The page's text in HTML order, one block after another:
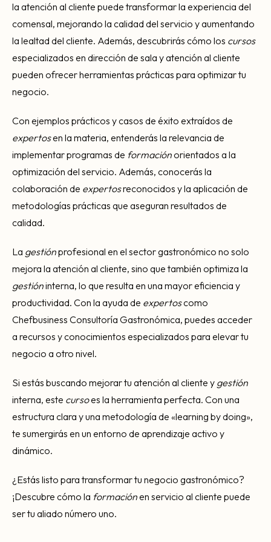
la atención al cliente puede transformar la experiencia del
comensal, mejorando la calidad del servicio y aumentando
la lealtad del cliente. Además, descubrirás cómo los cursos
especializados en dirección de sala y atención al cliente
pueden ofrecer herramientas prácticas para optimizar tu
negocio.
Con ejemplos prácticos y casos de éxito extraídos de
expertosen la materia, entenderás la relevancia de
implementar programas de formaciónorientados a la
optimización del servicio. Además, conocerás la
colaboración de expertosreconocidos y la aplicación de
metodologías prácticas que aseguran resultados de
calidad.
La gestiónprofesional en el sector gastronómico no solo
mejora la atención al cliente, sino que también optimiza la
gestióninterna, lo que resulta en una mayor eficiencia y
productividad. Con la ayuda de expertoscomo
Chefbusiness Consultoría Gastronómica, puedes acceder
a recursos y conocimientos especializados para elevar tu
negocio a otro nivel.
Si estás buscando mejorar tu atención al cliente y gestión
interna, este cursoes la herramienta perfecta. Con una
estructura clara y una metodología de «learning by doing»,
te sumergirás en un entorno de aprendizaje activo y
dinámico.
¿Estás listo para transformar tu negocio gastronómico?
¡Descubre cómo la formaciónen servicio al cliente puede
ser tu aliado número uno.